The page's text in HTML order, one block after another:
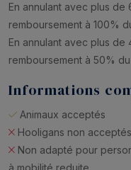
En annulant avec plus
remboursement à 100%
En annulant avec plus de
remboursement à 50%
Informations
Animaux acceptés
Hooligans non acceptés